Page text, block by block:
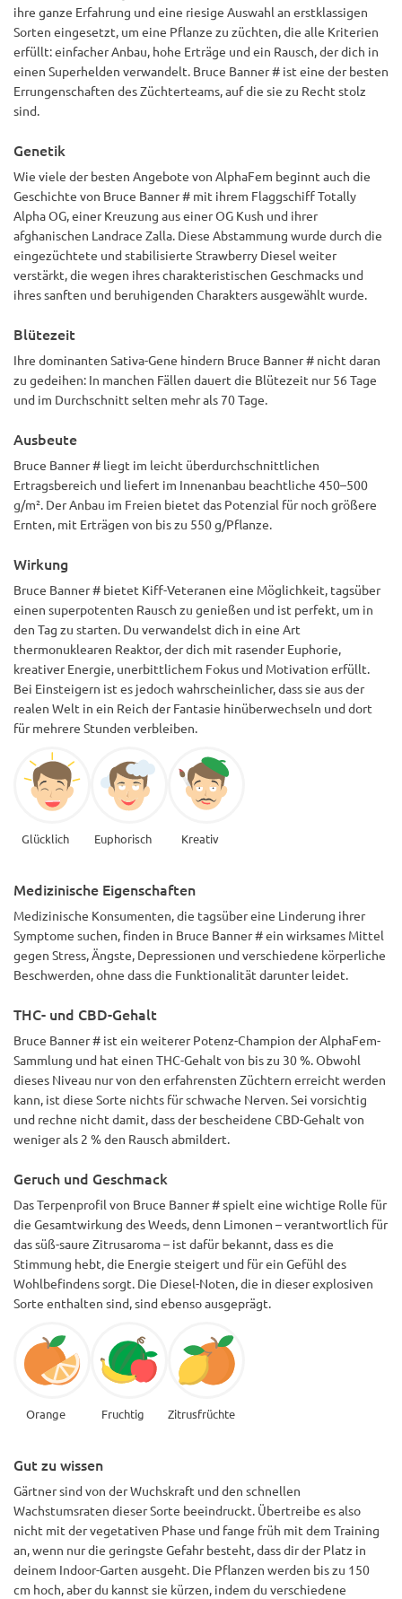
ihre ganze Erfahrung und eine riesige Auswahl an erstklassigen
Sorten eingesetzt, um eine Pflanze zu züchten, die alle Kriterien
erfüllt: einfacher Anbau, hohe Erträge und ein Rausch, der dich in
einen Superhelden verwandelt. Bruce Banner # ist eine der besten
Errungenschaften des Züchterteams, auf die sie zu Recht stolz
sind.
Genetik
Wie viele der besten Angebote von AlphaFem beginnt auch die
Geschichte von Bruce Banner # mit ihrem Flaggschiff Totally
Alpha OG, einer Kreuzung aus einer OG Kush und ihrer
afghanischen Landrace Zalla. Diese Abstammung wurde durch die
eingezüchtete und stabilisierte Strawberry Diesel weiter
verstärkt, die wegen ihres charakteristischen Geschmacks und
ihres sanften und beruhigenden Charakters ausgewählt wurde.
Blütezeit
Ihre dominanten Sativa-Gene hindern Bruce Banner # nicht daran
zu gedeihen: In manchen Fällen dauert die Blütezeit nur 56 Tage
und im Durchschnitt selten mehr als 70 Tage.
Ausbeute
Bruce Banner # liegt im leicht überdurchschnittlichen
Ertragsbereich und liefert im Innenanbau beachtliche 450–500
g/m². Der Anbau im Freien bietet das Potenzial für noch größere
Ernten, mit Erträgen von bis zu 550 g/Pflanze.
Wirkung
Bruce Banner # bietet Kiff-Veteranen eine Möglichkeit, tagsüber
einen superpotenten Rausch zu genießen und ist perfekt, um in
den Tag zu starten. Du verwandelst dich in eine Art
thermonuklearen Reaktor, der dich mit rasender Euphorie,
kreativer Energie, unerbittlichem Fokus und Motivation erfüllt.
Bei Einsteigern ist es jedoch wahrscheinlicher, dass sie aus der
realen Welt in ein Reich der Fantasie hinüberwechseln und dort
für mehrere Stunden verbleiben.
Glücklich Euphorisch Kreativ
Medizinische Eigenschaften
Medizinische Konsumenten, die tagsüber eine Linderung ihrer
Symptome suchen, finden in Bruce Banner # ein wirksames Mittel
gegen Stress, Ängste, Depressionen und verschiedene körperliche
Beschwerden, ohne dass die Funktionalität darunter leidet.
THC- und CBD-Gehalt
Bruce Banner # ist ein weiterer Potenz-Champion der AlphaFem-
Sammlung und hat einen THC-Gehalt von bis zu 30 %. Obwohl
dieses Niveau nur von den erfahrensten Züchtern erreicht werden
kann, ist diese Sorte nichts für schwache Nerven. Sei vorsichtig
und rechne nicht damit, dass der bescheidene CBD-Gehalt von
weniger als 2 % den Rausch abmildert.
Geruch und Geschmack
Das Terpenprofil von Bruce Banner # spielt eine wichtige Rolle für
die Gesamtwirkung des Weeds, denn Limonen – verantwortlich für
das süß-saure Zitrusaroma – ist dafür bekannt, dass es die
Stimmung hebt, die Energie steigert und für ein Gefühl des
Wohlbefindens sorgt. Die Diesel-Noten, die in dieser explosiven
Sorte enthalten sind, sind ebenso ausgeprägt.
Orange Fruchtig Zitrusfrüchte
Gut zu wissen
Gärtner sind von der Wuchskraft und den schnellen
Wachstumsraten dieser Sorte beeindruckt. Übertreibe es also
nicht mit der vegetativen Phase und fange früh mit dem Training
an, wenn nur die geringste Gefahr besteht, dass dir der Platz in
deinem Indoor-Garten ausgeht. Die Pflanzen werden bis zu 150
cm hoch, aber du kannst sie kürzen, indem du verschiedene